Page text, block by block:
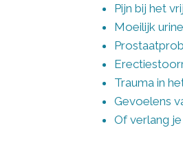
Pijn bij het
Moeilijk
Trauma in
Gevoelens
Of verlang